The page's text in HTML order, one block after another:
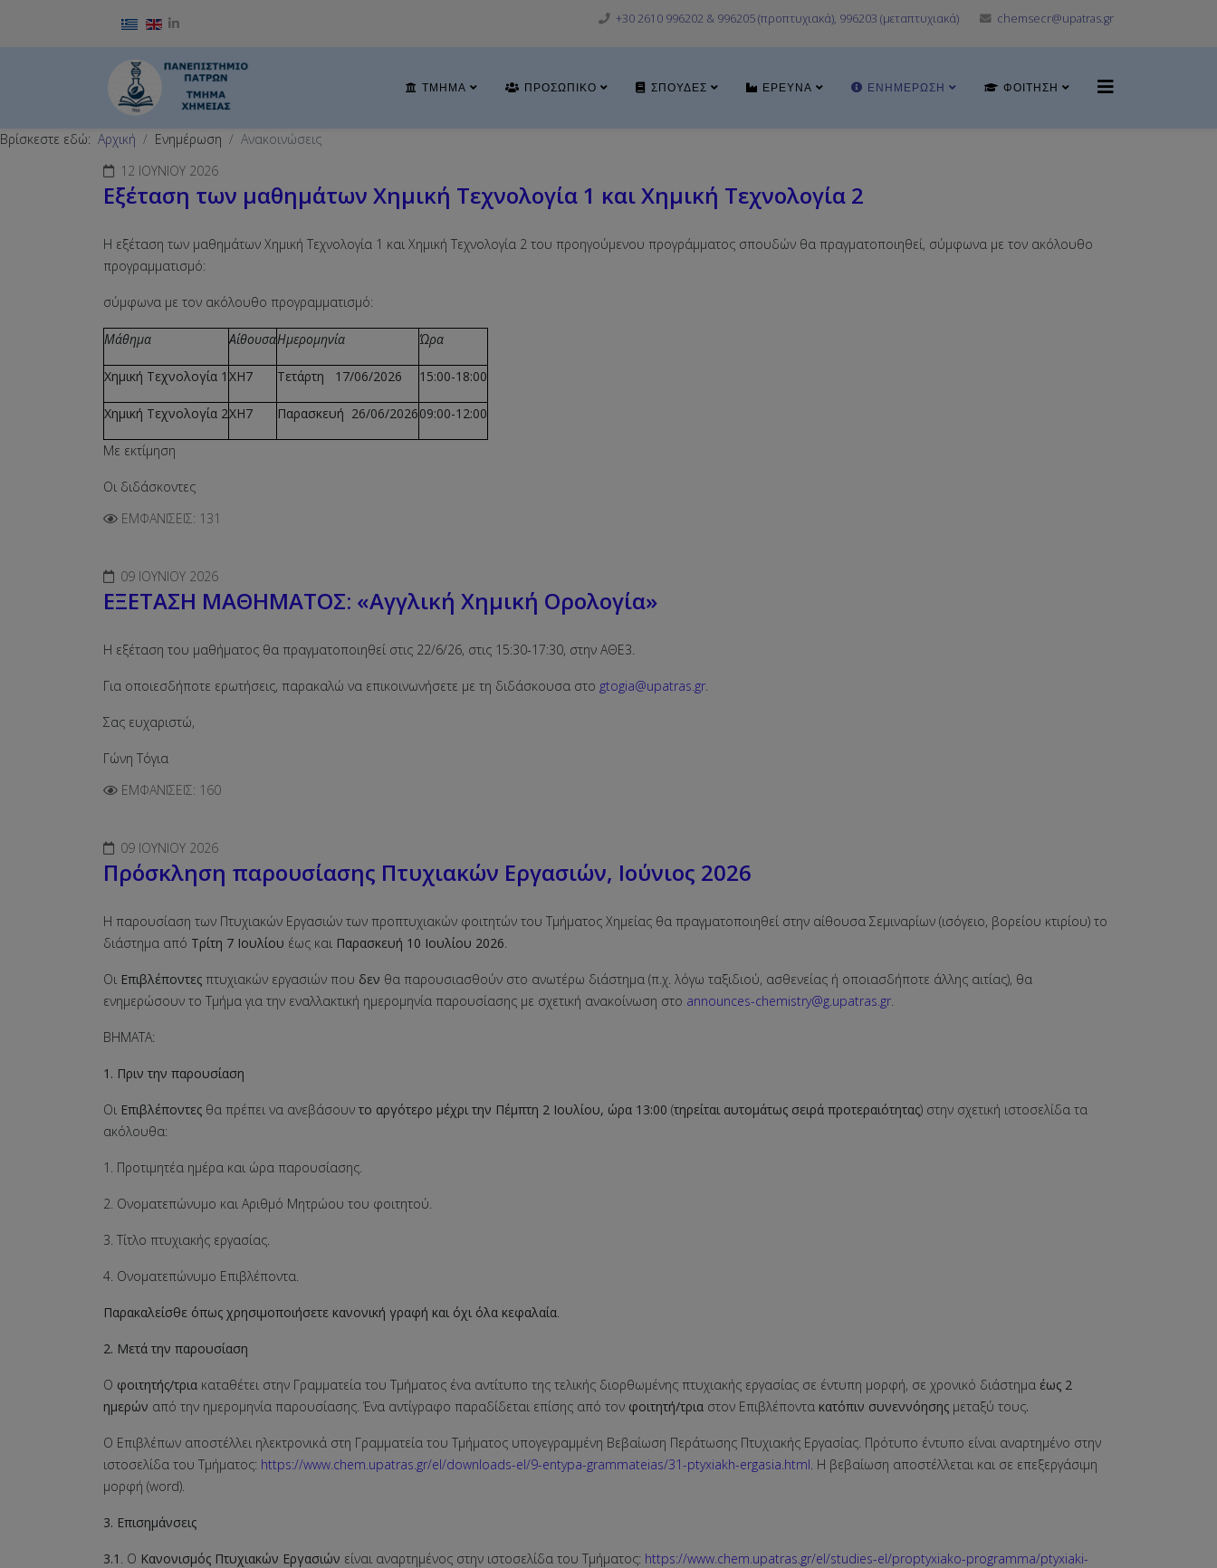
Επιλέξτε τη γλώσσα σας +30 2610 996202 & 996205 (προπτυχιακά), 996203 (μεταπτυχιακά) chemsecr@upatras.gr
ΤΜΉΜΑ ΠΡΟΣΩΠΙΚΌ ΣΠΟΥΔΈΣ ΈΡΕΥΝΑ ΕΝΗΜΈΡΩΣΗ ΦΟΊΤΗΣΗ
Βρίσκεστε εδώ: Αρχική Ενημέρωση
Ανακοινώσεις
12 ΙΟΥΝΊΟΥ 2026
Εξέταση των μαθημάτων Χημική Τεχνολογία 1 και Χημική Τεχνολογία 2
Η εξέταση των μαθημάτων Χημική Τεχνολογία 1 και Χημική Τεχνολογία 2 του προηγούμενου προγράμματος σπουδών θα πραγματοποιηθεί, σύμφωνα με τον ακόλουθο
προγραμματισμό:
σύμφωνα με τον ακόλουθο προγραμματισμό:
Μάθημα ΑίθουσαΗμερομηνία Ώρα
Χημική Τεχνολογία 1 ΧΗ7 Τετάρτη 17/06/2026 15:00-18:00
Χημική Τεχνολογία 2ΧΗ7 Παρασκευή 26/06/202609:00-12:00
Με εκτίμηση
Οι διδάσκοντες
ΕΜΦΑΝΊΣΕΙΣ: 131
09 ΙΟΥΝΊΟΥ 2026
ΕΞΕΤΑΣΗ ΜΑΘΗΜΑΤΟΣ: «Αγγλική Χημική Ορολογία»
Η εξέταση του μαθήματος θα πραγματοποιηθεί στις 22/6/26, στις 15:30-17:30, στην ΑΘΕ3.
Για οποιεσδήποτε ερωτήσεις, παρακαλώ να επικοινωνήσετε με τη διδάσκουσα στο gtogia@upatras.gr.
Σας ευχαριστώ,
Γώνη Τόγια
ΕΜΦΑΝΊΣΕΙΣ: 160
09 ΙΟΥΝΊΟΥ 2026
Πρόσκληση παρουσίασης Πτυχιακών Εργασιών, Ιούνιος 2026
Η παρουσίαση των Πτυχιακών Εργασιών των προπτυχιακών φοιτητών του Τμήματος Χημείας θα πραγματοποιηθεί στην αίθουσα Σεμιναρίων (ισόγειο, βορείου κτιρίου) το
διάστημα από Τρίτη 7 Ιουλίου έως και Παρασκευή 10 Ιουλίου 2026.
Οι Επιβλέποντες πτυχιακών εργασιών που δεν θα παρουσιασθούν στο ανωτέρω διάστημα (π.χ. λόγω ταξιδιού, ασθενείας ή οποιασδήποτε άλλης αιτίας), θα
ενημερώσουν το Τμήμα για την εναλλακτική ημερομηνία παρουσίασης με σχετική ανακοίνωση στο announces-chemistry@g.upatras.gr.
ΒΗΜΑΤΑ:
1. Πριν την παρουσίαση
Οι Επιβλέποντες θα πρέπει να ανεβάσουν το αργότερο μέχρι την Πέμπτη 2 Ιουλίου, ώρα 13:00 (τηρείται αυτομάτως σειρά προτεραιότητας) στην σχετική ιστοσελίδα τα
ακόλουθα:
1. Προτιμητέα ημέρα και ώρα παρουσίασης.
2. Ονοματεπώνυμο και Αριθμό Μητρώου του φοιτητού.
3. Τίτλο πτυχιακής εργασίας.
4. Ονοματεπώνυμο Επιβλέποντα.
Παρακαλείσθε όπως χρησιμοποιήσετε κανονική γραφή και όχι όλα κεφαλαία.
2. Μετά την παρουσίαση
Ο φοιτητής/τρια καταθέτει στην Γραμματεία του Τμήματος ένα αντίτυπο της τελικής διορθωμένης πτυχιακής εργασίας σε έντυπη μορφή, σε χρονικό διάστημα έως 2
ημερών από την ημερομηνία παρουσίασης. Ένα αντίγραφο παραδίδεται επίσης από τον φοιτητή/τρια στον Επιβλέποντα κατόπιν συνεννόησης μεταξύ τους.
Ο Επιβλέπων αποστέλλει ηλεκτρονικά στη Γραμματεία του Τμήματος υπογεγραμμένη Βεβαίωση Περάτωσης Πτυχιακής Εργασίας. Πρότυπο έντυπο είναι αναρτημένο στην
ιστοσελίδα του Τμήματος: https://www.chem.upatras.gr/el/downloads-el/9-entypa-grammateias/31-ptyxiakh-ergasia.html. Η βεβαίωση αποστέλλεται και σε επεξεργάσιμη
μορφή (word).
3. Επισημάνσεις
3.1 . Ο Κανονισμός Πτυχιακών Εργασιών είναι αναρτημένος στην ιστοσελίδα του Τμήματος: https://www.chem.upatras.gr/el/studies-el/proptyxiako-programma/ptyxiaki-